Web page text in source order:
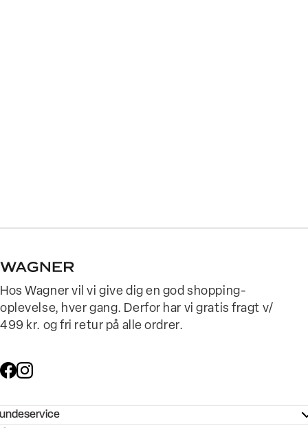
Hos Wagner vil vi give dig en god shopping-
oplevelse, hver gang. Derfor har vi gratis fragt v/
499 kr. og fri retur på alle ordrer.